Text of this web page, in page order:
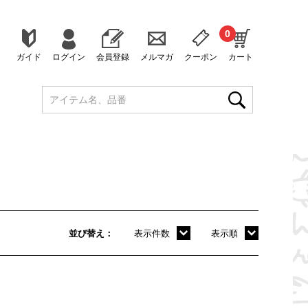
ガイド ログイン 会員登録 メルマガ クーポン カート
0
並び替え 表示件数 表示順